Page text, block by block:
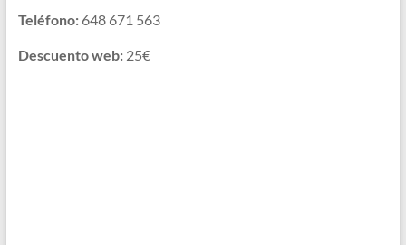
Teléfono:648 671 563
Descuento web:25€